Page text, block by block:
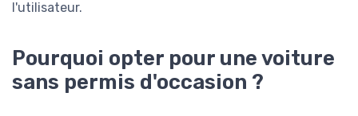
l'utilisateur.
Pourquoi opter pour une voiture
sans permis d'occasion ?